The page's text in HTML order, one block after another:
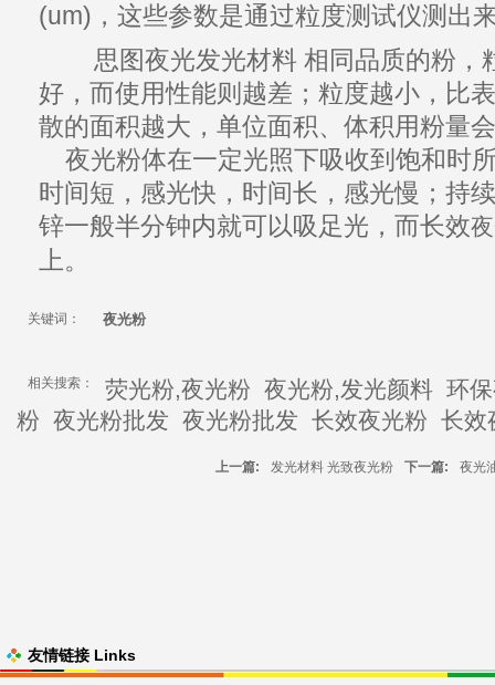
(um)，这些参数是通过粒度测试仪测出
思图夜光发光材料 相同品质的粉，
好，而使用性能则越差；粒度越小，比
散的面积越大，单位面积、体积用粉量
夜光粉体在一定光照下吸收到饱和时
时间短，感光快，时间长，感光慢； 持续
锌一般半分钟内就可以吸足光，而长效
上。
关键词： 夜光粉
相关搜索： 荧光粉,夜光粉 夜光粉,发光颜料 环
粉 夜光粉批发 夜光粉批发 长效夜光粉 长效
上一篇: 发光材料 光致夜光粉 下一篇: 夜光
友情链接 Links